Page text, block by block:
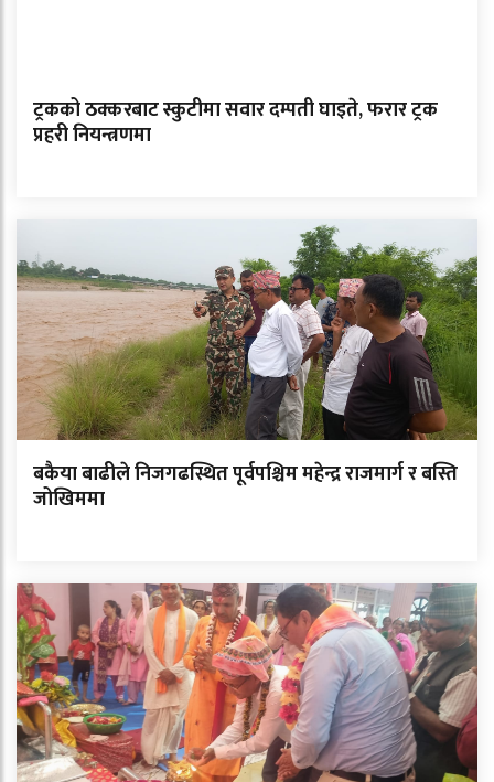
ट्रकको ठक्करबाट स्कुटीमा सवार दम्पती घाइते, फरार ट्रक
प्रहरी नियन्त्रणमा
बकैया बाढीले निजगढस्थित पूर्वपश्चिम महेन्द्र राजमार्ग र बस्ति
जोखिममा